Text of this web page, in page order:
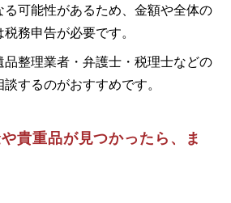
可能性があるため、金額や全体の
務申告が必要です。
整理業者・弁護士・税理士などの
するのがおすすめです。
貴重品が見つかったら、ま